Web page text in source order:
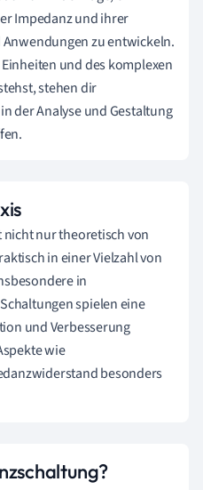
Impedanz und ihrer
zu entwickeln.
und des komplexen
stehen dir
der Analyse und Gestaltung
nicht nur theoretisch von
in einer Vielzahl von
in
spielen eine
und Verbesserung
wie
besonders